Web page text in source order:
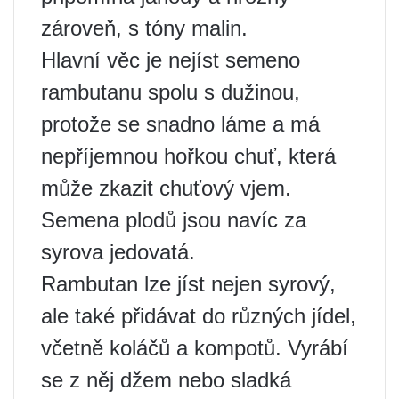
zároveň, s tóny malin.
Hlavní věc je nejíst semeno
rambutanu spolu s dužinou,
protože se snadno láme a má
nepříjemnou hořkou chuť, která
může zkazit chuťový vjem.
Semena plodů jsou navíc za
syrova jedovatá.
Rambutan lze jíst nejen syrový,
ale také přidávat do různých jídel,
včetně koláčů a kompotů. Vyrábí
se z něj džem nebo sladká